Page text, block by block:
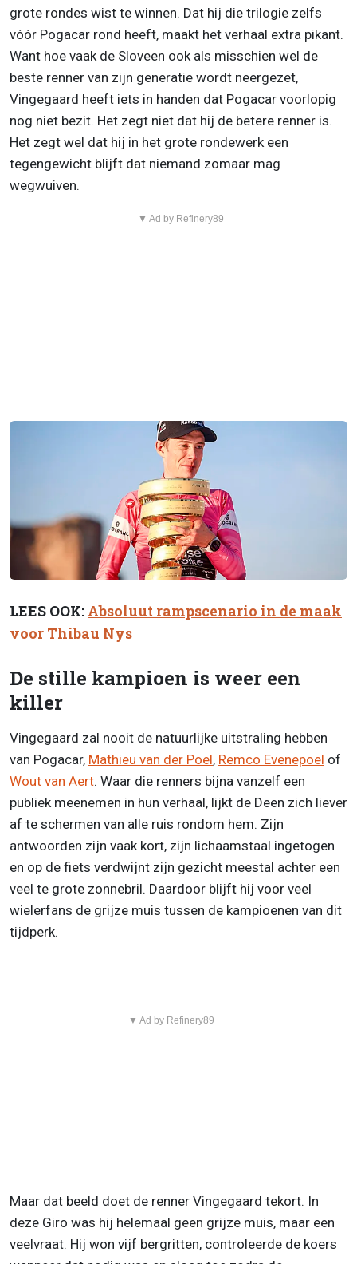
grote rondes wist te winnen. Dat hij die trilogie zelfs
vóór Pogacar rond heeft, maakt het verhaal extra pikant.
Want hoe vaak de Sloveen ook als misschien wel de
beste renner van zijn generatie wordt neergezet,
Vingegaard heeft iets in handen dat Pogacar voorlopig
nog niet bezit. Het zegt niet dat hij de betere renner is.
Het zegt wel dat hij in het grote rondewerk een
tegengewicht blijft dat niemand zomaar mag
wegwuiven.
▼ Ad by Refinery89
LEES OOK: Absoluut rampscenario in de maak
voor Thibau Nys
De stille kampioen is weer een
killer
Vingegaard zal nooit de natuurlijke uitstraling hebben
van Pogacar, Mathieu van der Poel, Remco Evenepoel of
Wout van Aert. Waar die renners bijna vanzelf een
publiek meenemen in hun verhaal, lijkt de Deen zich liever
af te schermen van alle ruis rondom hem. Zijn
antwoorden zijn vaak kort, zijn lichaamstaal ingetogen
en op de fiets verdwijnt zijn gezicht meestal achter een
veel te grote zonnebril. Daardoor blijft hij voor veel
wielerfans de grijze muis tussen de kampioenen van dit
tijdperk.
▼ Ad by Refinery89
Maar dat beeld doet de renner Vingegaard tekort. In
deze Giro was hij helemaal geen grijze muis, maar een
veelvraat. Hij won vijf bergritten, controleerde de koers